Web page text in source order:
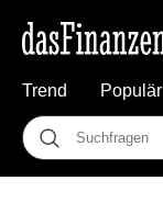
Trend Populär